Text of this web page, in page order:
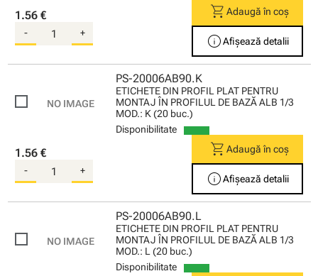
1.56 €
- +
shopping_cartAdaugă în coș
infoAfișează detalii
PS-20006AB90.K
ETICHETE DIN PROFIL PLAT PENTRU
MONTAJ ÎN PROFILUL DE BAZĂ ALB 1/3
MOD.: K (20 buc.)
Disponibilitate
1.56 €
- +
shopping_cartAdaugă în coș
infoAfișează detalii
PS-20006AB90.L
ETICHETE DIN PROFIL PLAT PENTRU
MONTAJ ÎN PROFILUL DE BAZĂ ALB 1/3
MOD.: L (20 buc.)
Disponibilitate